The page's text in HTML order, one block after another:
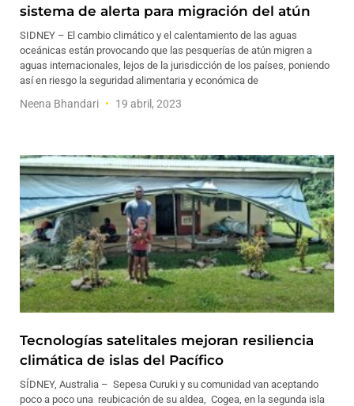
sistema de alerta para migración del atún
SIDNEY – El cambio climático y el calentamiento de las aguas
oceánicas están provocando que las pesquerías de atún migren a
aguas internacionales, lejos de la jurisdicción de los países, poniendo
así en riesgo la seguridad alimentaria y económica de
Neena Bhandari 19 abril, 2023
Tecnologías satelitales mejoran resiliencia
climática de islas del Pacífico
SÍDNEY, Australia – Sepesa Curuki y su comunidad van aceptando
poco a poco una reubicación de su aldea, Cogea, en la segunda isla